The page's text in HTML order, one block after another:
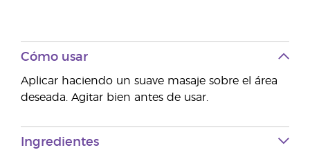
Cómo usar
Aplicar haciendo un suave masaje sobre el área
deseada. Agitar bien antes de usar.
Ingredientes